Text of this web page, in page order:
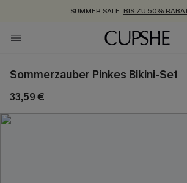
SUMMER SALE: BIS ZU 50%
ZUM NEWSLETTER:BIS ZU -20% EXTRA
KOSTENLOSER VERSAND AB 89 €
Sommerzauber Pinkes Bikini-Set
33,59 €